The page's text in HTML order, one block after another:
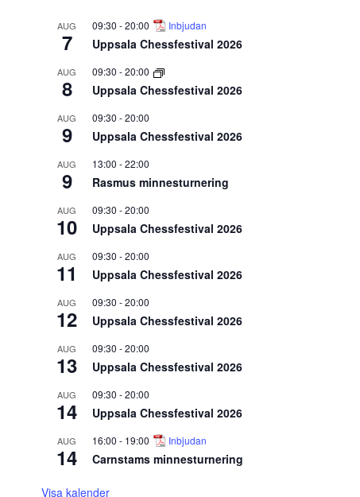
AUG
7
09:30 -20:00 Inbjudan
Uppsala Chessfestival 2026
AUG
8
09:30 -20:00
Uppsala Chessfestival 2026
AUG
9
09:30 -20:00
Uppsala Chessfestival 2026
AUG
9
13:00 -22:00
Rasmus minnesturnering
AUG
10
09:30 -20:00
Uppsala Chessfestival 2026
AUG
11
09:30 -20:00
Uppsala Chessfestival 2026
AUG
12
09:30 -20:00
Uppsala Chessfestival 2026
AUG
13
09:30 -20:00
Uppsala Chessfestival 2026
AUG
14
09:30 -20:00
Uppsala Chessfestival 2026
AUG
14
16:00 - 19:00 Inbjudan
Carnstams minnesturnering
Visa kalender